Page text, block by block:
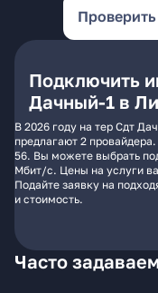
Подключить
Дачный-1 в
В 2026 году на тер Сдт
предлагают 2
56. Вы можете выбрать
Мбит/с. Цены на услуги
Подайте заявку на
и стоимость.
Часто